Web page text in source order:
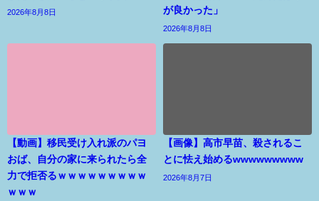
2026年8月8日
が良かった」
2026年8月8日
【動画】移民受け入れ派のパヨ
おば、自分の家に来られたら全
力で拒否るｗｗｗｗｗｗｗｗｗ
ｗｗｗ
【画像】高市早苗、殺されるこ
とに怯え始めるwwwwwwwww
2026年8月7日